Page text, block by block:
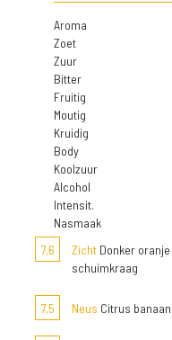
Aroma
Zoet
Zuur
Bitter
Fruitig
Moutig
Kruidig
Body
Koolzuur
Alcohol
Intensit.
Nasmaak
7,6
Zicht Donker
schuimkraag
7,5 Neus Citrus